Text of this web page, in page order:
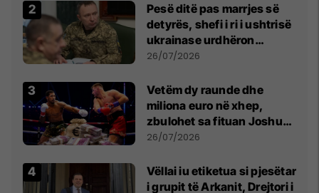
Pesë ditë pas marrjes së
detyrës, shefi i ri i ushtrisë
ukrainase urdhëron
kontroll të madh
26/07/2026
Vetëm dy raunde dhe
miliona euro në xhep,
zbulohet sa fituan Joshua
e Prenga
26/07/2026
Vëllai iu etiketua si pjesëtar
i grupit të Arkanit, Drejtori i